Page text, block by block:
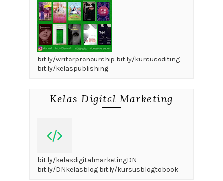
bit.ly/writerpreneurship bit.ly/kursusediting
bit.ly/kelaspublishing
Kelas Digital Marketing
bit.ly/kelasdigitalmarketingDN
bit.ly/DNkelasblog bit.ly/kursusblogtobook